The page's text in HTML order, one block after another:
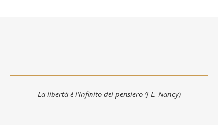
La libertà è l’infinito del pensiero (J-L. Nancy)